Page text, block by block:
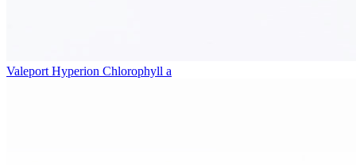
Valeport Hyperion Chlorophyll a